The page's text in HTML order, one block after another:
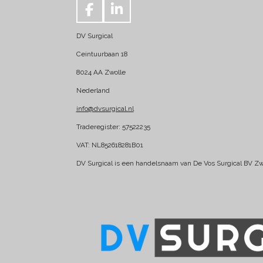
F
c
e
o
k
L
n
k
n
DV Surgical
Ceintuurbaan 18
8024 AA Zwolle
Nederland
info@dvsurgical.nl
Traderegister: 57522235
VAT: NL852618281B01
DV Surgical is een handelsnaam van De Vos Surgical BV